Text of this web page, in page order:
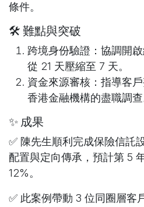
條件。
🛠️ 難點與突破
跨境身份驗證 ：協調開
從 21 天壓縮至 7 天。
資金來源審核 ：指導客
香港金融機構的盡職調查
✨ 成果
✅ 陳先生順利完成保險信託
配置與定向傳承，預計第 5
12%。
✅ 此案例帶動 3 位同圈層客